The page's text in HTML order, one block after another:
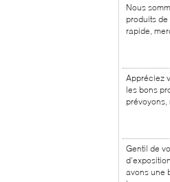
Nous
produits
rapide,
Appréciez
les bons
Gentil de
avons une